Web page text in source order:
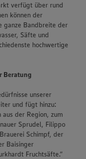
verfügt über rund
können der
ganze Bandbreite der
Säfte und
hochwertige
Beratung
unserer
und fügt hinzu:
der Region, zum
Sprudel, Filippo
Schimpf, der
Baisinger
Fruchtsäfte.“